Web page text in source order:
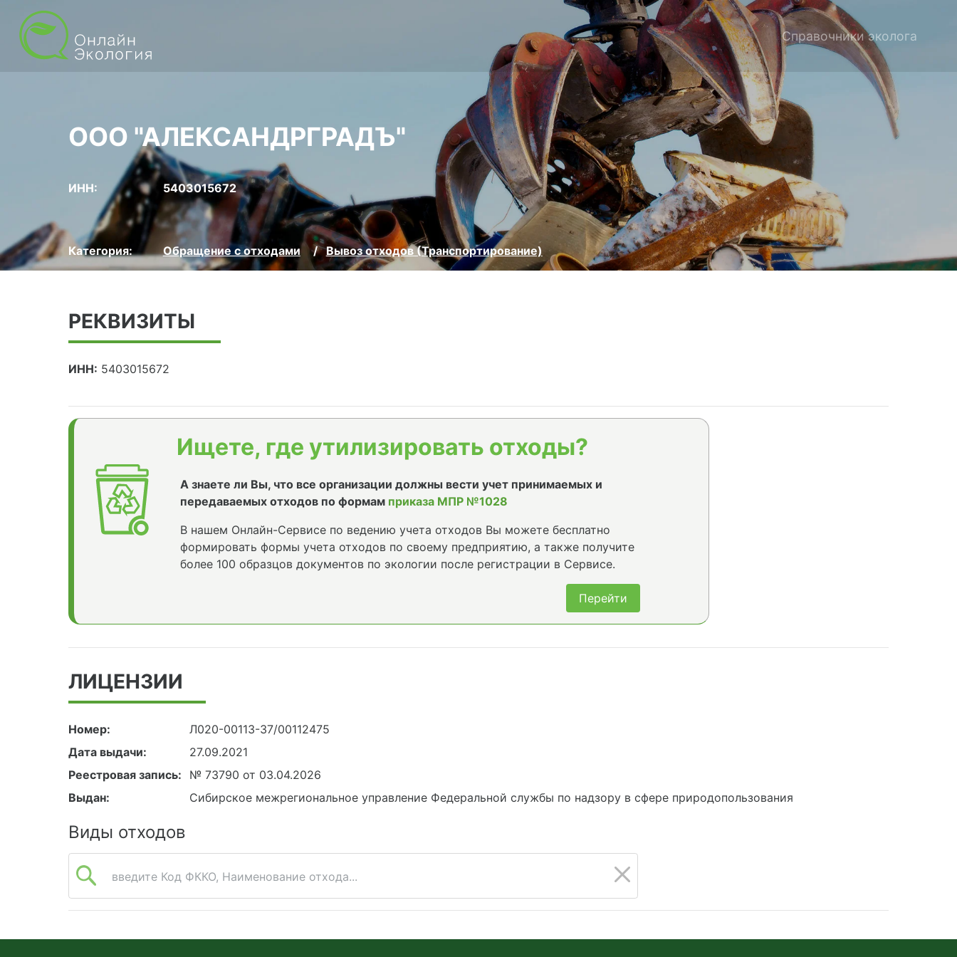
Справочники эколога
ООО "АЛЕКСАНДРГРАДЪ"
ИНН: 5403015672
Категория: Обращение с отходами Вывоз отходов (Транспортирование)
РЕКВИЗИТЫ
ИНН: 5403015672
Ищете, где утилизировать отходы?
А знаете ли Вы, что все организации должны вести учет принимаемых и
передаваемых отходов по формам приказа МПР №1028
В нашем Онлайн-Сервисе по ведению учета отходов Вы можете бесплатно
формировать формы учета отходов по своему предприятию, а также получите
более 100 образцов документов по экологии после регистрации в Сервисе.
Перейти
ЛИЦЕНЗИИ
Номер:
Л020-00113-37/00112475
Дата выдачи:
27.09.2021
Реестровая запись:
№ 73790 от 03.04.2026
Выдан:
Сибирское межрегиональное управление Федеральной службы по надзору в сфере природопользования
Виды отходов
введите Код ФККО, Наименование отхода...